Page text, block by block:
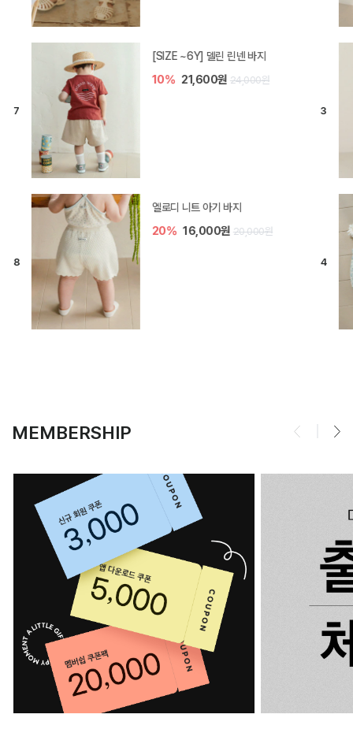
모나 아기 블라우스 세트
10% 36,000원 40,000원
[SIZE ~6Y] 오뎃 라운지웨어
10% 20,700원 23,000원
MEMBERSHIP